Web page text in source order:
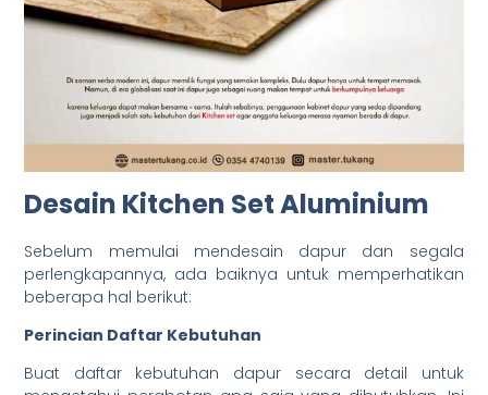
Desain Kitchen Set Aluminium
Sebelum memulai mendesain dapur dan segala
perlengkapannya, ada baiknya untuk memperhatikan
beberapa hal berikut:
Perincian Daftar Kebutuhan
Buat daftar kebutuhan dapur secara detail untuk